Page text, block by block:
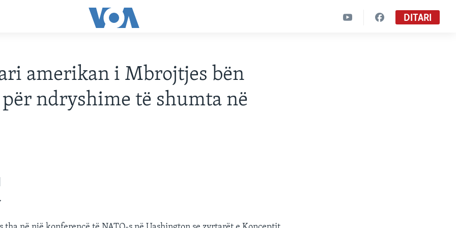
DITARI
amerikan i Mbrojtjes bën
ndryshime të shumta në